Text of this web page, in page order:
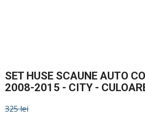
SET HUSE SCAUNE AUTO
2008-2015 - CITY -
325 lei